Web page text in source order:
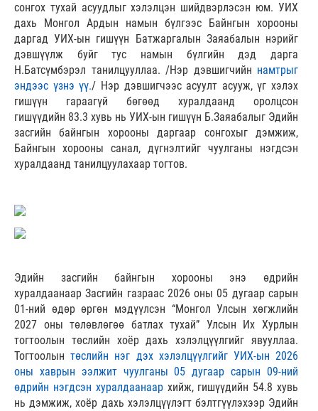
сонгох тухай асуудлыг хэлэлцэн шийдвэрлэсэн юм. УИХ
дахь Монгол Ардын намын бүлгээс Байнгын хорооны
даргад УИХ-ын гишүүн Батжаргалын Заяабалын нэрийг
дэвшүүлж буйг тус намын бүлгийн дэд дарга
Н.Батсүмбэрэл танилцууллаа. /Нэр дэвшигчийн намтрыг
эндээс үзнэ үү./ Нэр дэвшигчээс асуулт асууж, үг хэлэх
гишүүн гараагүй бөгөөд хуралдаанд оролцсон
гишүүдийн 83.3 хувь нь УИХ-ын гишүүн Б.Заяабалыг Эдийн
засгийн байнгын хорооны даргаар сонгохыг дэмжиж,
Байнгын хорооны санал, дүгнэлтийг чуулганы нэгдсэн
хуралдаанд танилцуулахаар тогтов.
Эдийн засгийн байнгын хорооны энэ өдрийн
хуралдаанаар Засгийн газраас 2026 оны 05 дугаар сарын
01-ний өдөр өргөн мэдүүлсэн “Монгол Улсын хөгжлийн
2027 оны төлөвлөгөө батлах тухай” Улсын Их Хурлын
тогтоолын төслийн хоёр дахь хэлэлцүүлгийг явууллаа.
Тогтоолын төслийн нэг дэх хэлэлцүүлгийг УИХ-ын 2026
оны хаврын ээлжит чуулганы 05 дугаар сарын 09-ний
өдрийн нэгдсэн хуралдаанаархийж, гишүүдийн 54.8 хувь
нь дэмжиж, хоёр дахь хэлэлцүүлэгт бэлтгүүлэхээр Эдийн